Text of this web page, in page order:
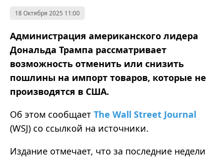
18 Октября 2025 11:00
Администрация американского лидера
Дональда Трампа рассматривает
возможность отменить или снизить
пошлины на импорт товаров, которые не
производятся в США.
Об этом сообщает The Wall Street Journal
(WSJ) со ссылкой на источники.
Издание отмечает, что за последние недели